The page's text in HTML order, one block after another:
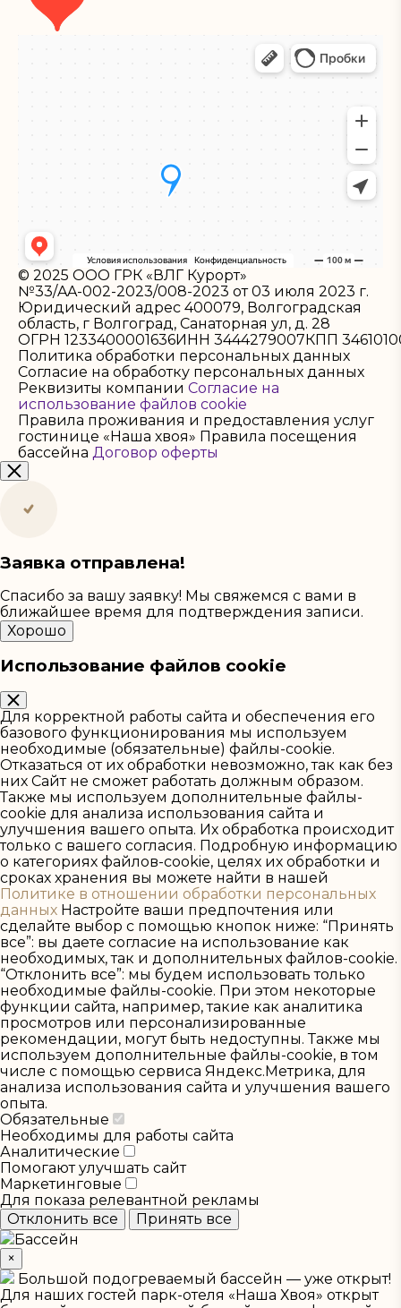
© 2025 ООО ГРК «ВЛГ Курорт»
№33/AA-002-2023/008-2023 от 03 июля 2023 г.
Юридический адрес 400079, Волгоградская
область, г Волгоград, Санаторная ул, д. 28
ОГРН 1233400001636ИНН 3444279007КПП
Политика обработки персональных данных
Согласие на обработку персональных данных
Реквизиты компании Согласие на
использование файлов cookie
Правила проживания и предоставления услуг
гостинице «Наша хвоя» Правила посещения
бассейна Договор оферты
Заявка отправлена!
Спасибо за вашу заявку! Мы свяжемся с вами в
ближайшее время для подтверждения записи.
Хорошо
Использование файлов cookie
Для корректной работы сайта и обеспечения его
базового функционирования мы используем
необходимые (обязательные) файлы-cookie.
Отказаться от их обработки невозможно, так как без
них Сайт не сможет работать должным образом.
Также мы используем дополнительные файлы-
cookie для анализа использования сайта и
улучшения вашего опыта. Их обработка происходит
только с вашего согласия. Подробную информацию
о категориях файлов-cookie, целях их обработки и
сроках хранения вы можете найти в нашей
Политике в отношении обработки персональных
данных Настройте ваши предпочтения или
сделайте выбор с помощью кнопок ниже: “Принять
все”: вы даете согласие на использование как
необходимых, так и дополнительных файлов-cookie.
“Отклонить все”: мы будем использовать только
необходимые файлы-cookie. При этом некоторые
функции сайта, например, такие как аналитика
просмотров или персонализированные
рекомендации, могут быть недоступны. Также мы
используем дополнительные файлы-cookie, в том
числе с помощью сервиса Яндекс.Метрика, для
анализа использования сайта и улучшения вашего
опыта.
Обязательные
Необходимы для работы сайта
Аналитические
Помогают улучшать сайт
Маркетинговые
Для показа релевантной рекламы
Отклонить все
Принять все
Бассейн
×
Большой подогреваемый бассейн — уже открыт!
Для наших гостей парк-отеля «Наша Хвоя» открыт